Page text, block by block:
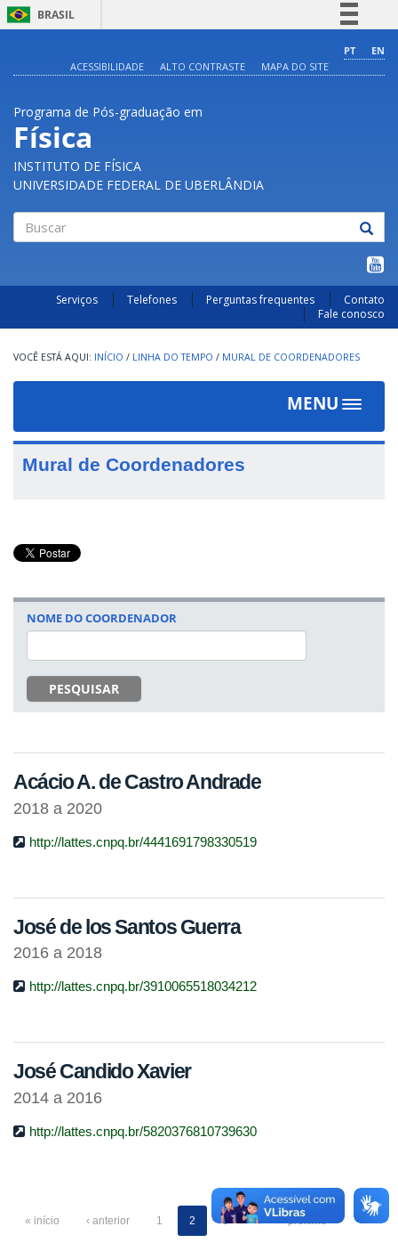
BRASIL
Comunica BR
PT
EN
ACESSIBILIDADE
ALTO CONTRASTE MAPA DO SITE
Programa de Pós-graduação em
Física
INSTITUTO DE FÍSICA
UNIVERSIDADE FEDERAL DE UBERLÂNDIA
Serviços Telefones Perguntas frequentes
Contato
Fale conosco
INÍCIO / LINHA DO TEMPO / MURAL DE COORDENADORES
MENU
Toggle
Mural de Coordenadores
NOME DO COORDENADOR
PESQUISAR
Acácio A. de Castro Andrade
2018 a 2020
http://lattes.cnpq.br/4441691798330519
José de los Santos Guerra
2016 a 2018
http://lattes.cnpq.br/3910065518034212
José Candido Xavier
2014 a 2016
http://lattes.cnpq.br/5820376810739630
« início ‹ anterior 1 2 3 4 próximo ›